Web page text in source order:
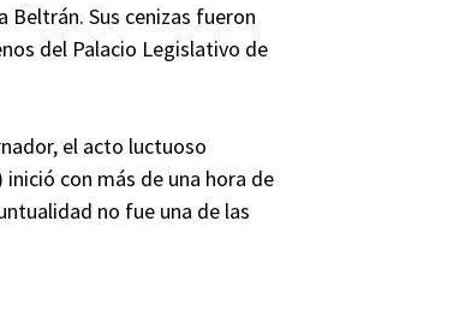
Sus cenizas fueron
del Palacio Legislativo de
el acto luctuoso
con más de una hora de
no fue una de las